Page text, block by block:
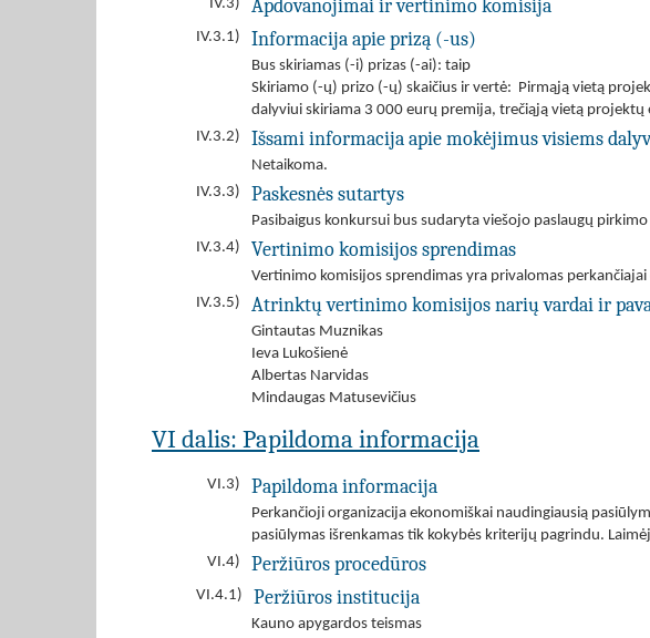
IV.3)
Apdovanojimai ir vertinimo komisija
IV.3.1) Informacija apie prizą (-us)
Bus skiriamas (-i) prizas (-ai): taip
Skiriamo (-ų) prizo (-ų) skaičius ir vertė: Pirmąją vietą
dalyviui skiriama 3 000 eurų premija, trečiąją vietą
IV.3.2)
Išsami informacija apie mokėjimus visiems
Netaikoma.
IV.3.3)
Paskesnės sutartys
Pasibaigus konkursui bus sudaryta viešojo paslaugų
IV.3.4)
Vertinimo komisijos sprendimas
Vertinimo komisijos sprendimas yra privalomas
IV.3.5)
Atrinktų vertinimo komisijos narių vardai ir
Gintautas Muznikas
Ieva Lukošienė
Albertas Narvidas
Mindaugas Matusevičius
VI dalis: Papildoma informacija
VI.3) Papildoma informacija
Perkančioji organizacija ekonomiškai naudingiausią
pasiūlymas išrenkamas tik kokybės kriterijų pagrindu.
VI.4)
Peržiūros procedūros
VI.4.1) Peržiūros institucija
Kauno apygardos teismas